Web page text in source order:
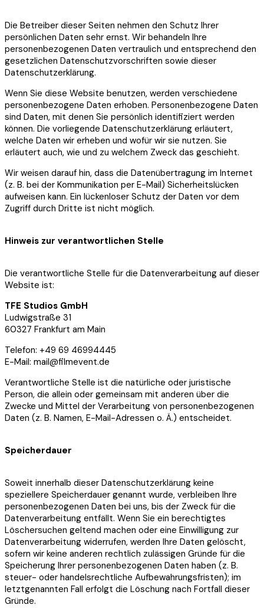
Die Betreiber dieser Seiten nehmen den Schutz Ihrer
persönlichen Daten sehr ernst. Wir behandeln Ihre
personenbezogenen Daten vertraulich und entsprechend den
gesetzlichen Datenschutzvorschriften sowie dieser
Datenschutzerklärung.
Wenn Sie diese Website benutzen, werden verschiedene
personenbezogene Daten erhoben. Personenbezogene Daten
sind Daten, mit denen Sie persönlich identifiziert werden
können. Die vorliegende Datenschutzerklärung erläutert,
welche Daten wir erheben und wofür wir sie nutzen. Sie
erläutert auch, wie und zu welchem Zweck das geschieht.
Wir weisen darauf hin, dass die Datenübertragung im Internet
(z. B. bei der Kommunikation per E-Mail) Sicherheitslücken
aufweisen kann. Ein lückenloser Schutz der Daten vor dem
Zugriff durch Dritte ist nicht möglich.
Hinweis zur verantwortlichen Stelle
Die verantwortliche Stelle für die Datenverarbeitung auf dieser
Website ist:
TFE Studios GmbH
Ludwigstraße 31
60327 Frankfurt am Main
Telefon: +49 69 46994445
E-Mail: mail@filmevent.de
Verantwortliche Stelle ist die natürliche oder juristische
Person, die allein oder gemeinsam mit anderen über die
Zwecke und Mittel der Verarbeitung von personenbezogenen
Daten (z. B. Namen, E-Mail-Adressen o. Ä.) entscheidet.
Speicherdauer
Soweit innerhalb dieser Datenschutzerklärung keine
speziellere Speicherdauer genannt wurde, verbleiben Ihre
personenbezogenen Daten bei uns, bis der Zweck für die
Datenverarbeitung entfällt. Wenn Sie ein berechtigtes
Löschersuchen geltend machen oder eine Einwilligung zur
Datenverarbeitung widerrufen, werden Ihre Daten gelöscht,
sofern wir keine anderen rechtlich zulässigen Gründe für die
Speicherung Ihrer personenbezogenen Daten haben (z. B.
steuer- oder handelsrechtliche Aufbewahrungsfristen); im
letztgenannten Fall erfolgt die Löschung nach Fortfall dieser
Gründe.